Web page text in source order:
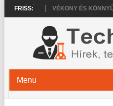
FRISS:VÉKONY ÉS KÖNNYŰ LETT
Menu